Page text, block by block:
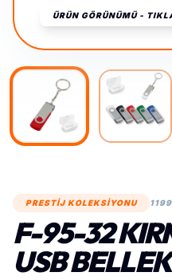
ÜRÜN GÖRÜNÜMÜ -
PRESTİJ KOLEKSİYONU
F-95-32
USB BELLEK